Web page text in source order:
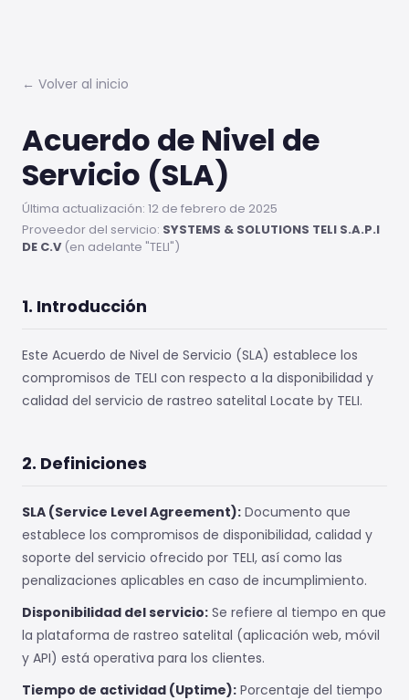
← Volver al inicio
Acuerdo de Nivel de
Servicio (SLA)
Última actualización: 12 de febrero de 2025
Proveedor del servicio: SYSTEMS & SOLUTIONS TELI S.A.P.I
DE C.V(en adelante "TELI")
1. Introducción
Este Acuerdo de Nivel de Servicio (SLA) establece los
compromisos de TELI con respecto a la disponibilidad y
calidad del servicio de rastreo satelital Locate by TELI.
2. Definiciones
SLA (Service Level Agreement): Documento que
establece los compromisos de disponibilidad, calidad y
soporte del servicio ofrecido por TELI, así como las
penalizaciones aplicables en caso de incumplimiento.
Disponibilidad del servicio: Se refiere al tiempo en que
la plataforma de rastreo satelital (aplicación web, móvil
y API) está operativa para los clientes.
Tiempo de actividad (Uptime): Porcentaje del tiempo